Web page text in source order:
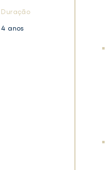
Duração
4 anos